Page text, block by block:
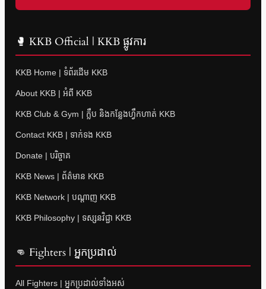
🥊 KKB Official | KKB ផ្លូវការ
KKB Home | ទំព័រដើម KKB
About KKB | អំពី KKB
KKB Club & Gym | ក្លឹប និងកន្លែងហ្វឹកហាត់ KKB
Contact KKB | ទាក់ទង KKB
Donate | បរិច្ចាគ
KKB News | ព័ត៌មាន KKB
KKB Network | បណ្តាញ KKB
KKB Philosophy | ទស្សនវិជ្ជា KKB
👊 Fighters | អ្នកប្រដាល់
All Fighters | អ្នកប្រដាល់ទាំងអស់